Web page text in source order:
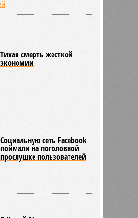
Тихая смерть жесткой
экономии
Социальную сеть Facebook
поймали на поголовной
прослушке пользователей